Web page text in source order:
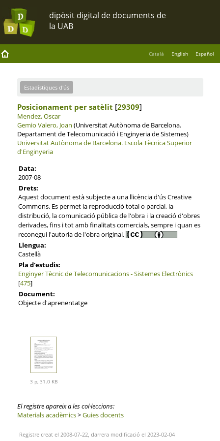
Català English Español
Estadístiques d'ús
Posicionament per satèlit [29309]
Mendez, Oscar
Gemio Valero, Joan (Universitat Autònoma de Barcelona.
Departament de Telecomunicació i Enginyeria de Sistemes)
Universitat Autònoma de Barcelona. Escola Tècnica Superior
d'Enginyeria
Data:
2007-08
Drets:
Aquest document està subjecte a una llicència d'ús Creative
Commons. Es permet la reproducció total o parcial, la
distribució, la comunicació pública de l'obra i la creació d'obres
derivades, fins i tot amb finalitats comercials, sempre i quan es
reconegui l'autoria de l'obra original.
Llengua:
Castellà
Pla d'estudis:
Enginyer Tècnic de Telecomunicacions - Sistemes Electrònics
[475]
Document:
Objecte d'aprenentatge
3 p, 31.0 KB
El registre apareix a les col·leccions:
Materials acadèmics>Guies docents
Registre creat el 2008-07-22, darrera modificació el 2023-02-04